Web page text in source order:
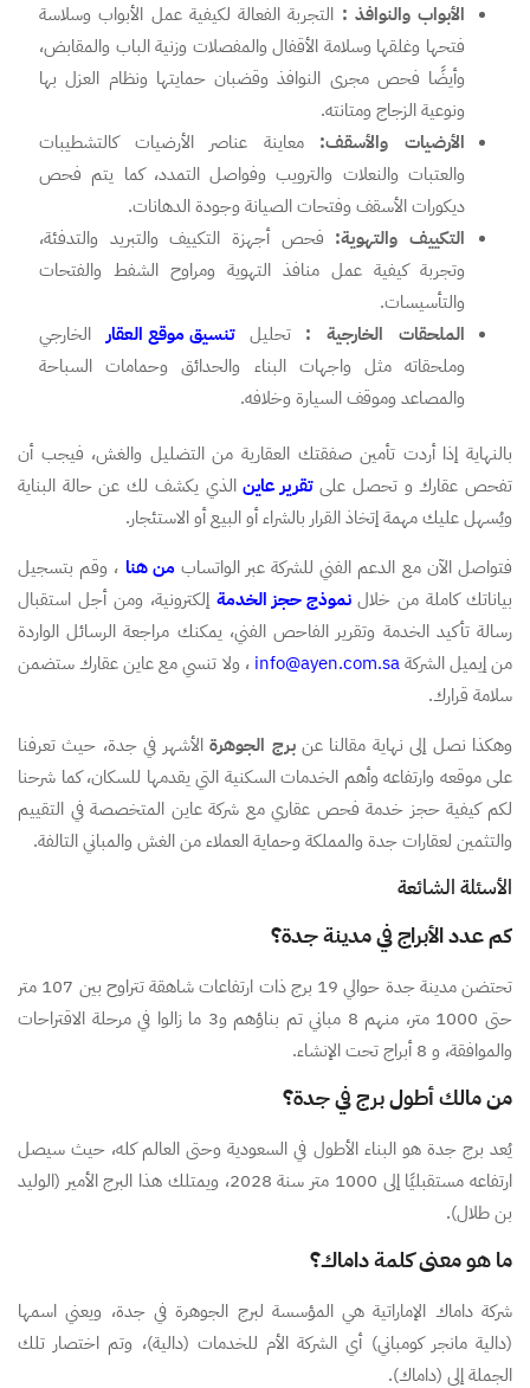
الأبواب والنوافذ : التجربة الفعالة لكيفية عمل الأبواب وسلاسة
فتحها وغلقها وسلامة الأقفال والمفصلات وزنية الباب والمقابض،
وأيضًا فحص مجرى النوافذ وقضبان حمايتها ونظام العزل بها
ونوعية الزجاج ومتانته.
الأرضيات والأسقف: معاينة عناصر الأرضيات كالتشطيبات
والعتبات والنعلات والترويب وفواصل التمدد، كما يتم فحص
ديكورات الأسقف وفتحات الصيانة وجودة الدهانات.
التكييف والتهوية: فحص أجهزة التكييف والتبريد والتدفئة،
وتجربة كيفية عمل منافذ التهوية ومراوح الشفط والفتحات
والتأسيسات.
الملحقات الخارجية : تحليلتنسيق موقع العقارالخارجي
وملحقاته مثل واجهات البناء والحدائق وحمامات السباحة
والمصاعد وموقف السيارة وخلافه.
بالنهاية إذا أردت تأمين صفقتك العقارية من التضليل والغش، فيجب أن
تفحص عقارك و تحصل علىتقرير عاينالذي يكشف لك عن حالة البناية
ويُسهل عليك مهمة إتخاذ القرار بالشراء أو البيع أو الاستئجار.
فتواصل الآن مع الدعم الفني للشركة عبر الواتسابمن هنا ، وقم بتسجيل
بياناتك كاملة من خلالنموذج حجز الخدمة إلكترونية، ومن أجل استقبال
رسالة تأكيد الخدمة وتقرير الفاحص الفني، يمكنك مراجعة الرسائل الواردة
من إيميل الشركةinfo@ayen.com.sa ، ولا تنسي مع عاين عقارك ستضمن
سلامة قرارك.
وهكذا نصل إلى نهاية مقالنا عنبرج الجوهرةالأشهر في جدة، حيث تعرفنا
على موقعه وارتفاعه وأهم الخدمات السكنية التي يقدمها للسكان، كما شرحنا
لكم كيفية حجز خدمة فحص عقاري مع شركة عاين المتخصصة في التقييم
والتثمين لعقارات جدة والمملكة وحماية العملاء من الغش والمباني التالفة.
الأسئلة الشائعة
كم عدد الأبراج في مدينة جدة؟
تحتضن مدينة جدة حوالي 19 برج ذات ارتفاعات شاهقة تتراوح بين 107 متر
حتى 1000 متر، منهم 8 مباني تم بناؤهم و3 ما زالوا في مرحلة الاقتراحات
والموافقة، و 8 أبراج تحت الإنشاء.
من مالك أطول برج في جدة؟
يُعد برج جدة هو البناء الأطول في السعودية وحتى العالم كله، حيث سيصل
ارتفاعه مستقبليًا إلى 1000 متر سنة 2028، ويمتلك هذا البرج الأمير (الوليد
بن طلال).
ما هو معنى كلمة داماك؟
شركة داماك الإماراتية هي المؤسسة لبرج الجوهرة في جدة، ويعني اسمها
(دالية مانجر كومباني) أي الشركة الأم للخدمات (دالية)، وتم اختصار تلك
الجملة إلى (داماك).